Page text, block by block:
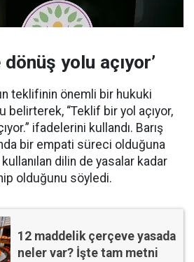
yolu açıyor’
teklifinin önemli bir hukuki
belirterek, “Teklif bir yol açıyor,
ifadelerini kullandı. Barış
bir empati süreci olduğuna
dilin de yasalar kadar
olduğunu söyledi.
12 maddelik çerçeve yasada
neler var? İşte tam metni